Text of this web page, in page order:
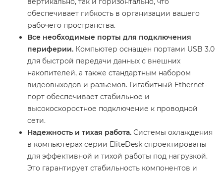
обеспечивает гибкость в организации вашего
рабочего пространства.
Все необходимые порты для подключения
периферии. Компьютер оснащен портами USB 3.0
для быстрой передачи данных с внешних
накопителей, а также стандартным набором
видеовыходов и разъемов. Гигабитный Ethernet-
порт обеспечивает стабильное и
высокоскоростное подключение к проводной
сети.
Надежность и тихая работа. Системы охлаждения
в компьютерах серии EliteDesk спроектированы
для эффективной и тихой работы под нагрузкой.
Это гарантирует стабильность компонентов и